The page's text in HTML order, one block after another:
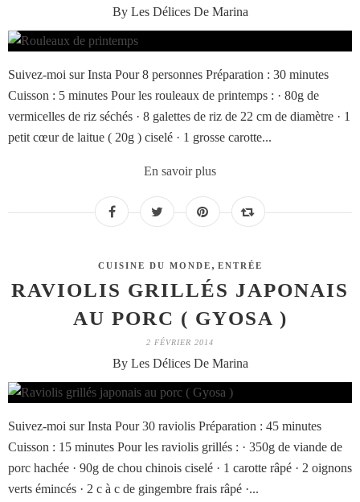
By Les Délices De Marina
Suivez-moi sur Insta Pour 8 personnes Préparation : 30 minutes
Cuisson : 5 minutes Pour les rouleaux de printemps : · 80g de
vermicelles de riz séchés · 8 galettes de riz de 22 cm de diamètre · 1
petit cœur de laitue ( 20g ) ciselé · 1 grosse carotte...
En savoir plus
CUISINE DU MONDE , ENTRÉE
RAVIOLIS GRILLÉS JAPONAIS
AU PORC ( GYOSA )
2 FÉVRIER 2014
By Les Délices De Marina
Suivez-moi sur Insta Pour 30 raviolis Préparation : 45 minutes
Cuisson : 15 minutes Pour les raviolis grillés : · 350g de viande de
porc hachée · 90g de chou chinois ciselé · 1 carotte râpé · 2 oignons
verts émincés · 2 c à c de gingembre frais râpé ·...